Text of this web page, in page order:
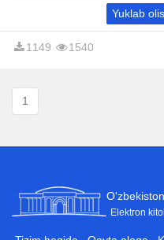
Yuklab
1149 1540
1
Elektron